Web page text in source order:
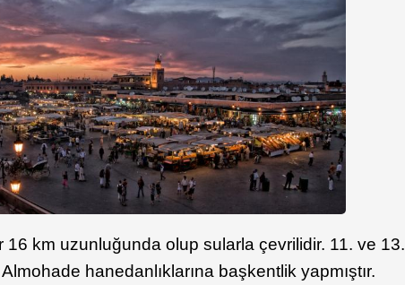
16 km uzunluğunda olup sularla çevrilidir. 11. ve 13.
hanedanlıklarına başkentlik yapmıştır.